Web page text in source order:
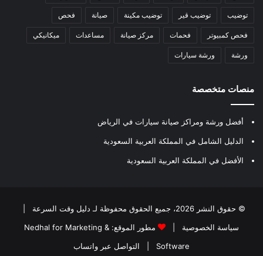
توضيب توضيب قير توضيب مكينة صيانة فحص
فحص كمبيوتر فحمات مركز صيانة مساعدات ميكانيكي
ورشة ورشة سيارات
منصات متخصصة
أفضل ورشة ومراكز صيانة سيارات في الرياض
الدليل الشامل في المملكة العربية السعودية
الأفضل في المملكة العربية السعودية
© حقوق النشر 2026، جميع الحقوق محفوظة لـ دليل وقت السرعة
سياسة الخصوصية
مطور الموقع: Nedhal for Marketing &
Software
التواصل عبر واتساب